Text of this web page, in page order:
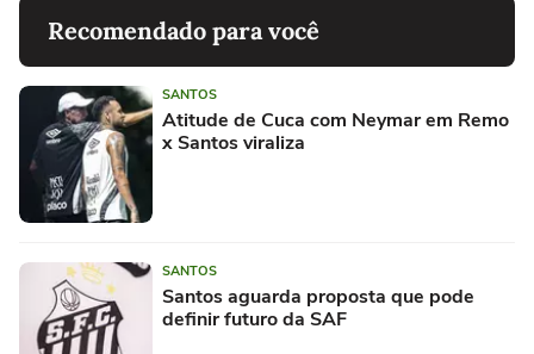
Recomendado para você
SANTOS
Atitude de Cuca com Neymar em Remo
x Santos viraliza
SANTOS
Santos aguarda proposta que pode
definir futuro da SAF